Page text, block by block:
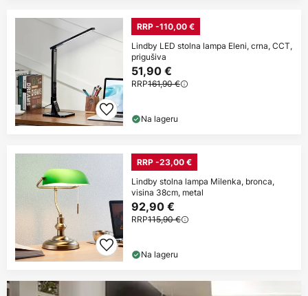
RRP -110,00 €
Lindby LED stolna lampa Eleni, crna, CCT,
prigušiva
51,90 €
RRP161,90 €
Na lageru
RRP -23,00 €
Lindby stolna lampa Milenka, bronca,
visina 38cm, metal
92,90 €
RRP115,90 €
Na lageru